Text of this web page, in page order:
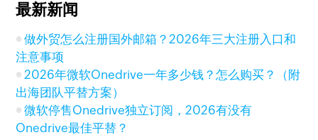
最新新闻
做外贸怎么注册国外邮箱？2026年三大注册入口和
注意事项
2026年微软Onedrive一年多少钱？怎么购买？（附
出海团队平替方案）
微软停售Onedrive独立订阅，2026有没有
Onedrive最佳平替？